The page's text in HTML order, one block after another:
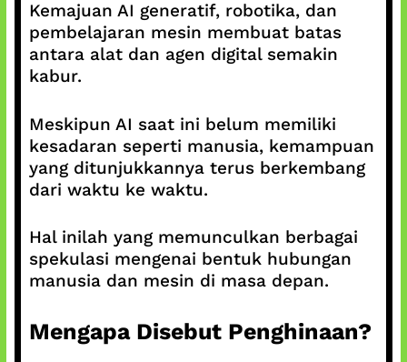
Kemajuan AI generatif, robotika, dan
pembelajaran mesin membuat batas
antara alat dan agen digital semakin
kabur.
Meskipun AI saat ini belum memiliki
kesadaran seperti manusia, kemampuan
yang ditunjukkannya terus berkembang
dari waktu ke waktu.
Hal inilah yang memunculkan berbagai
spekulasi mengenai bentuk hubungan
manusia dan mesin di masa depan.
Mengapa Disebut Penghinaan?